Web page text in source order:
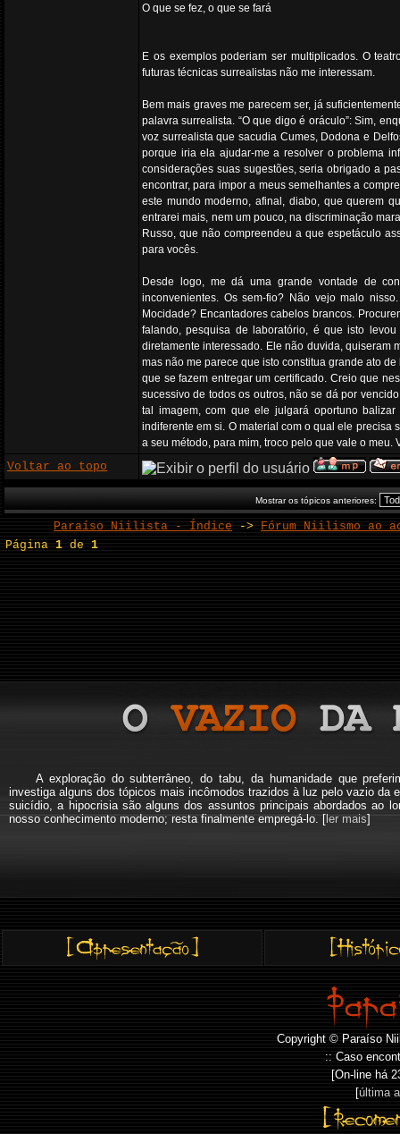
O que se fez, o que se fará
E os exemplos poderiam ser multiplicados. O
futuras técnicas surrealistas não me interessam.
Bem mais graves me parecem ser, já
palavra surrealista. “O que digo é oráculo”: Sim,
voz surrealista que sacudia Cumes, Dodona e
porque iria ela ajudar-me a resolver o problema
considerações suas sugestões, seria obrigado a
encontrar, para impor a meus semelhantes a
este mundo moderno, afinal, diabo, que querem
entrarei mais, nem um pouco, na discriminação
Russo, que não compreendeu a que espetáculo
para vocês.
Desde logo, me dá uma grande vontade de
inconvenientes. Os sem-fio? Não vejo malo
Mocidade? Encantadores cabelos brancos.
falando, pesquisa de laboratório, é que isto
diretamente interessado. Ele não duvida, quiseram
mas não me parece que isto constitua grande ato
que se fazem entregar um certificado. Creio que
sucessivo de todos os outros, não se dá por
tal imagem, com que ele julgará oportuno
indiferente em si. O material com o qual ele precisa
a seu método, para mim, troco pelo que vale o
Voltar ao topo
Mostrar os tópicos anteriores:
Paraíso Niilista - Índice -> Fórum Niilismo ao
Página1 de1
A exploração do subterrâneo, do tabu, da humanidade que
investiga alguns dos tópicos mais incômodos trazidos à luz pelo vazio da
suicídio, a hipocrisia são alguns dos assuntos principais abordados ao
nosso conhecimento moderno; resta finalmente empregá-lo. [ler mais]
Copyright © Paraíso
:: Caso
[On-line há
[última